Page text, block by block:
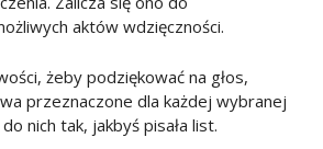
aktów wdzięczności.
żeby podziękować na głos,
przeznaczone dla każdej wybranej
nich tak, jakbyś pisała list.